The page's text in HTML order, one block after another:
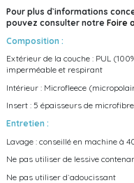
Pour plus d`informations
pouvez consulter notre Foire
Composition :
Extérieur de la couche : PUL
imperméable et respirant
Intérieur : Microfleece
Insert : 5 épaisseurs de
Entretien :
Lavage : conseillé en machine à
Ne pas utiliser de lessive
Ne pas utiliser d`adoucissant